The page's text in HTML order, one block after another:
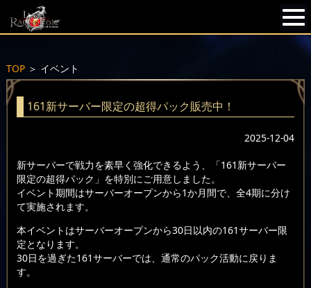
TOP＞ イベント
161新サーバー限定の超得パック販売中！
2025-12-04
新サーバーで戦力を素早く強化できるよう、「161新サーバー
限定の超得パック」を特別にご用意しました。
イベント期間はサーバーオープンから1か月間で、全4期に分け
て実施されます。
本イベントはサーバーオープンから30日以内の161サーバー限
定となります。
30日を過ぎた161サーバーでは、通常のパック活動に戻りま
す。